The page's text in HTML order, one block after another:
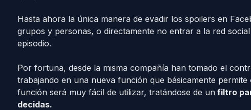
Hasta ahora la única manera de evadir los spoilers en
grupos y personas, o directamente no entrar a la red
episodio.
Por fortuna, desde la misma compañía han tomado el
trabajando en una nueva función que básicamente
función será muy fácil de utilizar, tratándose de un filtro
decidas.